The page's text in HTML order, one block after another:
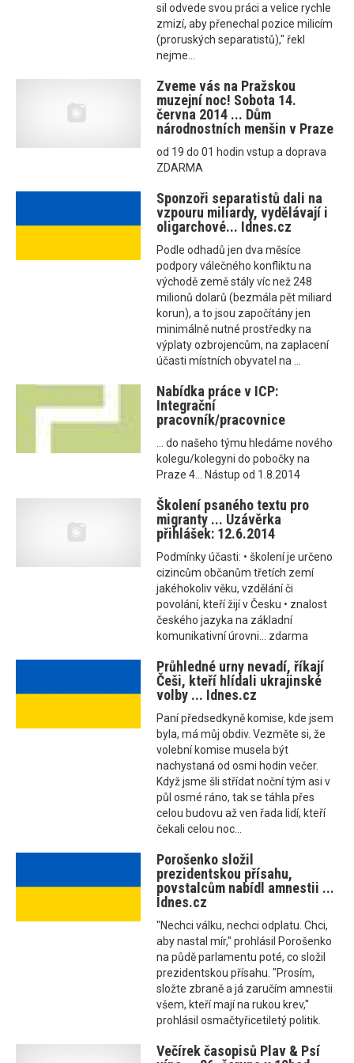
sil odvede svou práci a velice rychle
zmizí, aby přenechal pozice milicím
(proruských separatistů)," řekl
nejme...
Zveme vás na Pražskou
muzejní noc! Sobota 14.
června 2014 ... Dům
národnostních menšin v Praze
od 19 do 01 hodin vstup a doprava
ZDARMA
Sponzoři separatistů dali na
vzpouru miliardy, vydělávají i
oligarchové... Idnes.cz
Podle odhadů jen dva měsíce
podpory válečného konfliktu na
východě země stály víc než 248
milionů dolarů (bezmála pět miliard
korun), a to jsou započítány jen
minimálně nutné prostředky na
výplaty ozbrojencům, na zaplacení
účasti místních obyvatel na ...
Nabídka práce v ICP:
Integrační
pracovník/pracovnice
... do našeho týmu hledáme nového
kolegu/kolegyni do pobočky na
Praze 4... Nástup od 1.8.2014
Školení psaného textu pro
migranty ... Uzávěrka
přihlášek: 12.6.2014
Podmínky účasti: • školení je určeno
cizincům občanům třetích zemí
jakéhokoliv věku, vzdělání či
povolání, kteří žijí v Česku • znalost
českého jazyka na základní
komunikativní úrovni... zdarma
Průhledné urny nevadí, říkají
Češi, kteří hlídali ukrajinské
volby ... Idnes.cz
Paní předsedkyně komise, kde jsem
byla, má můj obdiv. Vezměte si, že
volební komise musela být
nachystaná od osmi hodin večer.
Když jsme šli střídat noční tým asi v
půl osmé ráno, tak se táhla přes
celou budovu až ven řada lidí, kteří
čekali celou noc...
Porošenko složil
prezidentskou přísahu,
povstalcům nabídl amnestii ...
Idnes.cz
"Nechci válku, nechci odplatu. Chci,
aby nastal mír," prohlásil Porošenko
na půdě parlamentu poté, co složil
prezidentskou přísahu. "Prosím,
složte zbraně a já zaručím amnestii
všem, kteří mají na rukou krev,"
prohlásil osmačtyřicetiletý politik.
Večírek časopisů Plav & Psí